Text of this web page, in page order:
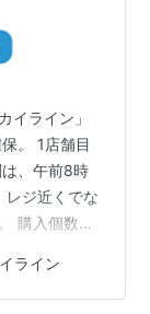
イライン」
。 1店舗目
、午前8時
レジ近くでな
購入個数制
くてつ
１台８８０
ライン